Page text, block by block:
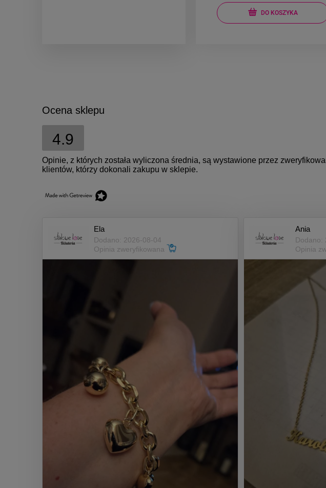
DO KOSZYKA
Ocena sklepu
4.9
Opinie, z których została wyliczona średnia, są wystawione przez
klientów, którzy dokonali zakupu w sklepie.
Ela
Dodano: 2026-08-04
Opinia zweryfikowana
Ania
Dodano:
Opinia